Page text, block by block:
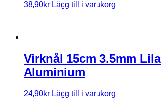
38,90kr Lägg till i varukorg
Virknål 15cm 3.5mm Lila
Aluminium
24,90kr Lägg till i varukorg